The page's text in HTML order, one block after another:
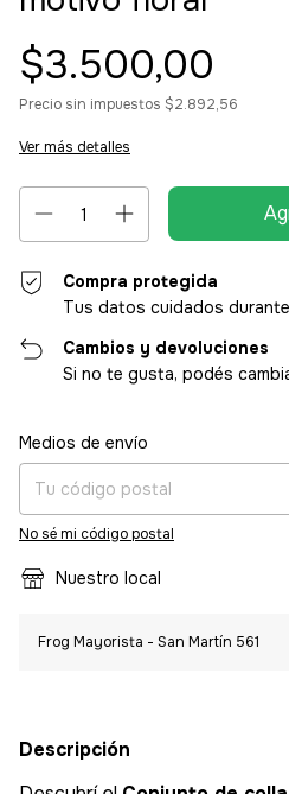
$3.500,00
Precio sin impuestos $2.892,56
Ver más detalles
Compra protegida
Tus datos cuidados
Cambios y devoluciones
Si no te gusta, podés
Entregas para el CP:
Medios de envío
No sé mi código postal
Nuestro local
Frog Mayorista - San Martín 561
Descripción